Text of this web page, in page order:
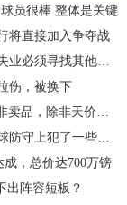
员很棒 整体是关键
将直接加入争夺战
须寻找其他选择
伤，被换下
，除非天价购买
上犯了一些错误
成，总价达700万镑
出阵容短板？